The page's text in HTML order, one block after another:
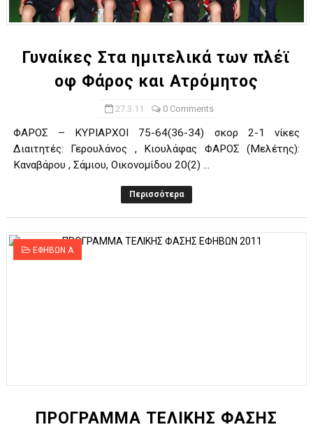
ΧΡΟΝΙΑ ΠΟΛΛΑ ΣΤΟ ΕΛΛΗΝΙΚΟ ΜΠΑΣΚΕΤ : 39Η ΕΠΕΤΕΙΟΣ ΑΠΟ
Ο δρόμος για τον 29ο τελικό κυπέλλου ανδρών ΕΣΚΑΝΑ
U21: Τεράστια πρόκριση για τον Πανελευσινιακό στον
Γ΄ανδρών play offs : "Σκληρό" καρύδι η Φιλία Περάματος
Play off B εφήβων Β φάση Στο f4 ΑΕ Ρέντη, Πέρα , Ερμής
Γυναίκες Στα ημιτελικά των πλέϊ
οφ Φάρος και Ατρόμητος
27.3.11 0 Comments
ΦΑΡΟΣ – ΚΥΡΙΑΡΧΟΙ 75-64(36-34) σκορ 2-1 νίκες
Διαιτητές: Γερουλάνος , Κιουλάφας ΦΑΡΟΣ (Μελέτης):
Καναβάρου , Σάμιου, Οικονομίδου 20(2) ...
Περισσότερα
ΕΦΗΒΩΝ Α
ΠΡΟΓΡΑΜΜΑ ΤΕΛΙΚΗΣ ΦΑΣΗΣ